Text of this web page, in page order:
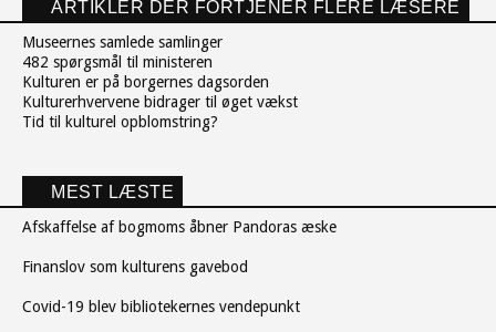
ARTIKLER DER FORTJENER FLERE LÆSERE
Museernes samlede samlinger
482 spørgsmål til ministeren
Kulturen er på borgernes dagsorden
Kulturerhvervene bidrager til øget vækst
Tid til kulturel opblomstring?
MEST LÆSTE
Afskaffelse af bogmoms åbner Pandoras æske
Finanslov som kulturens gavebod
Covid-19 blev bibliotekernes vendepunkt